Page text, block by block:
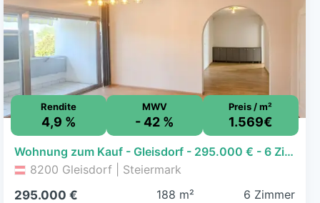
Rendite
4,9 %
MWV
- 42 %
Preis / m²
1.569€
Wohnung zum Kauf - Gleisdorf - 295.000 € - 6 Zimmer, 188 m²
8200 Gleisdorf | Steiermark
295.000 €
188 m² 6 Zimmer